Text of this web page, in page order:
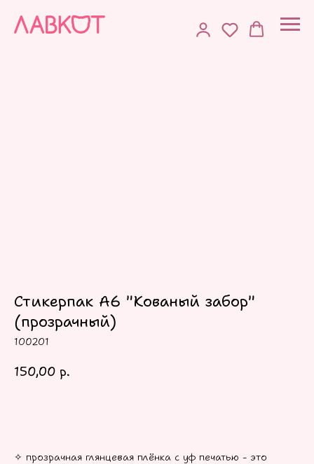
Стикерпак А6 "Кованый забор"
(прозрачный)
100201
150,00 р.
✧ прозрачная глянцевая плёнка с уф печатью - это